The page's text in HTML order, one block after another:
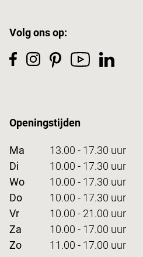
Volg ons op:
Openingstijden
Ma
13.00 - 17.30 uur
Di
10.00 - 17.30 uur
Wo
10.00 - 17.30 uur
Do
10.00 - 17.30 uur
Vr
10.00 - 21.00 uur
Za
10.00 - 17.00 uur
Zo
11.00 - 17.00 uur